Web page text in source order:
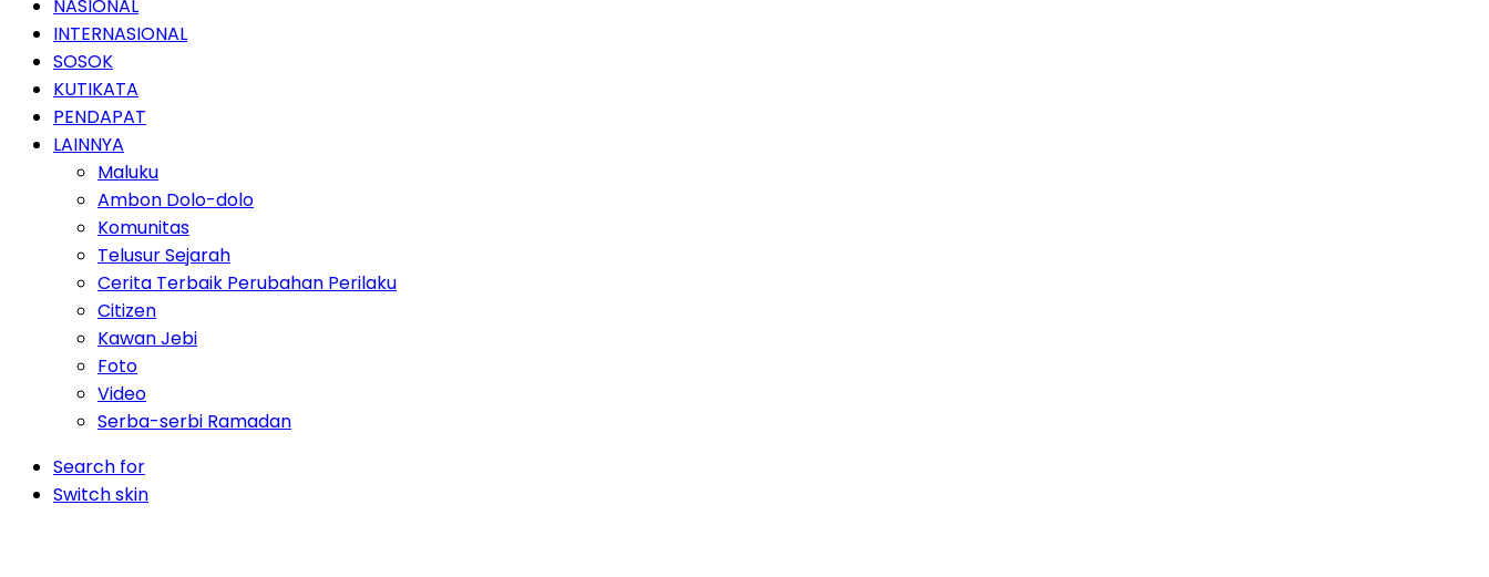
NASIONAL
INTERNASIONAL
SOSOK
KUTIKATA
PENDAPAT
LAINNYA
Maluku
Ambon Dolo-dolo
Komunitas
Telusur Sejarah
Cerita Terbaik Perubahan Perilaku
Citizen
Kawan Jebi
Foto
Video
Serba-serbi Ramadan
Search for
Switch skin